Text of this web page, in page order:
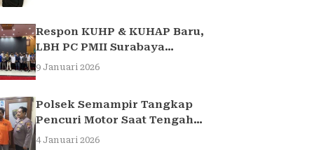
Respon KUHP & KUHAP Baru,
LBH PC PMII Surabaya
Selenggarakan Sarasehan
9 Januari 2026
Polsek Semampir Tangkap
Pencuri Motor Saat Tengah
Jadi Amuk Massa
4 Januari 2026